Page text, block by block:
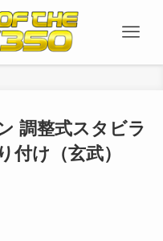
調整式スタビラ
付け（玄武）